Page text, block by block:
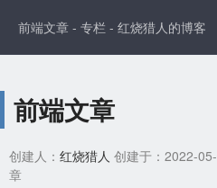
前端文章 - 专栏 - 红烧猎人的博客
前端文章
创建人： 红烧猎人 创建于：2022-
章